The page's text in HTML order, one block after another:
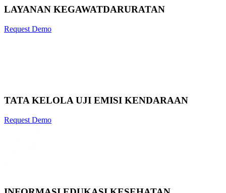
LAYANAN KEGAWATDARURATAN
Request Demo
TATA KELOLA UJI EMISI KENDARAAN
Request Demo